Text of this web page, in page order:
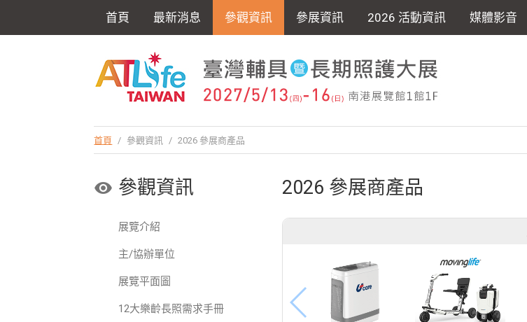
首頁 最新消息 參觀資訊 參展資訊 2026 活動資訊 媒體影音
首頁 / 參觀資訊 / 2026 參展商產品
參觀資訊
展覽介紹
主/協辦單位
展覽平面圖
12大樂齡長照需求手冊
2026 參展商產品